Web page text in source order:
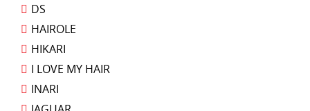
DS
HAIROLE
HIKARI
I LOVE MY HAIR
INARI